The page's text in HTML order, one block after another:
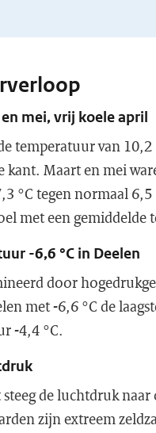
mei, vrij koele april
temperatuur van 10,2
kant. Maart en mei
°C tegen normaal
met een
-6,6 °C in Deelen
door
met -6,6 °C de
-4,4 °C.
de luchtdruk
zijn extreem